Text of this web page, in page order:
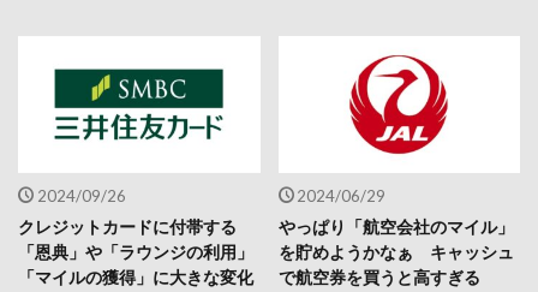
2024/09/26
クレジットカードに付帯する
「恩典」や「ラウンジの利用」
「マイルの獲得」に大きな変化
2024/06/29
やっぱり「航空会社のマイル」
を貯めようかなぁ キャッシュ
で航空券を買うと高すぎる